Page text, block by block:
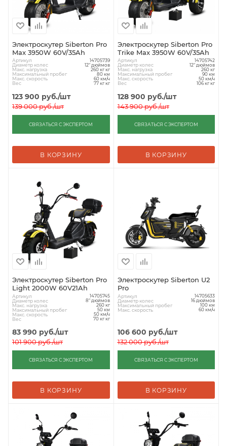
Электроскутер Siberton Pro
Max 3950W 60V/35Ah
Артикул 14705739
Диаметр колес 12" дюймов
Макс. нагрузка 260 кг кг
Максимальный пробег 80 км
Макс. скорость 60 км/ч
Вес 77 кг кг
123 900 руб./шт
139 000руб./шт
СВЯЗАТЬСЯ С ЭКСПЕРТОМ
В КОРЗИНУ
Электроскутер Siberton Pro
Trike Max 3950W 60V/35Ah
Артикул 14705742
Диаметр колес 12" дюймов
Макс. нагрузка 260 кг
Максимальный пробег 90 км
Макс. скорость 50 км/ч
Вес 106 кг кг
128 900 руб./шт
143 900руб./шт
СВЯЗАТЬСЯ С ЭКСПЕРТОМ
В КОРЗИНУ
Электроскутер Siberton Pro
Light 2000W 60V21Ah
Артикул 14705745
Диаметр колес 8" дюймов
Макс. нагрузка 260 кг
Максимальный пробег 50 км
Макс. скорость 50 км/ч
Вес 70 кг кг
83 990 руб./шт
101 900руб./шт
СВЯЗАТЬСЯ С ЭКСПЕРТОМ
В КОРЗИНУ
Электроскутер Siberton U2
Pro
Артикул 14705633
Диаметр колес 16 дюймов
Максимальный пробег 100 км
Макс. скорость 60 км/ч
106 600 руб./шт
132 000руб./шт
СВЯЗАТЬСЯ С ЭКСПЕРТОМ
В КОРЗИНУ